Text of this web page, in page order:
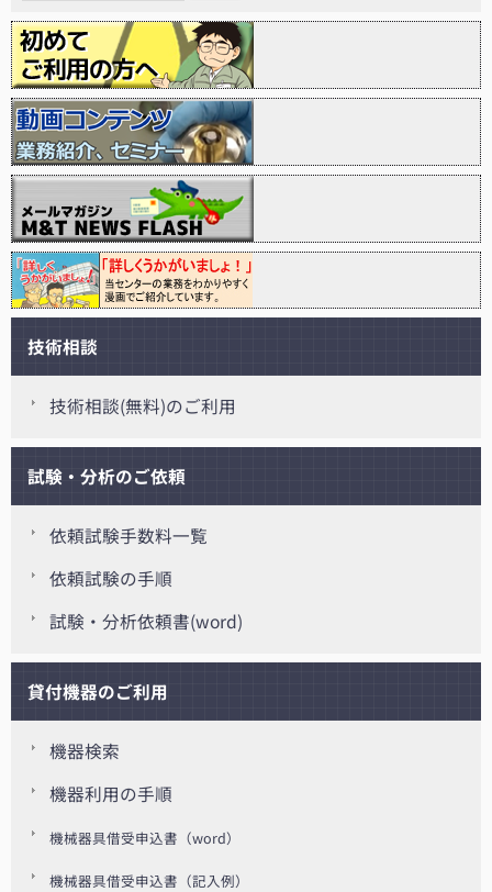
技術相談
技術相談(無料)のご利用
試験・分析のご依頼
依頼試験手数料一覧
依頼試験の手順
試験・分析依頼書(word)
貸付機器のご利用
機器検索
機器利用の手順
機械器具借受申込書（word）
機械器具借受申込書（記入例）